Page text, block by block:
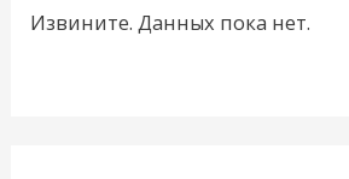
Извините. Данных пока нет.